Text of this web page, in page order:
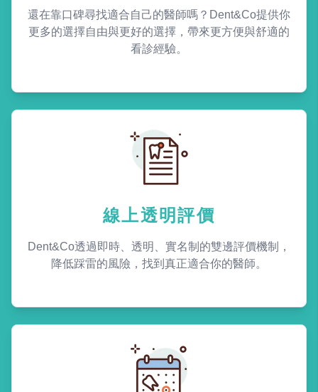
還在靠口碑尋找適合自己的醫師嗎？Dent&Co提供你
更多的選擇自由與更好的選擇，帶來更方便與舒適的
看診經驗。
線上透明評價
Dent&Co透過即時、透明、實名制的雙邊評價機制，
降低踩雷的風險，找到真正適合你的醫師。